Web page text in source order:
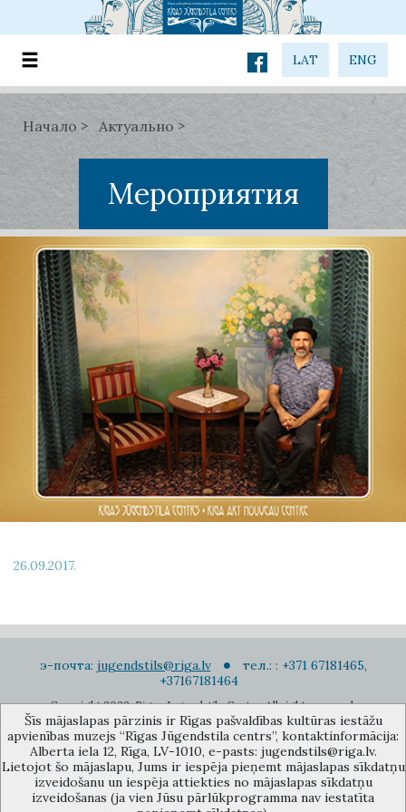
LAT ENG
Начало Актуально
Мероприятия
26.09.2017.
э-почта: jugendstils@riga.lv
тел.: : +371 67181465,
+37167181464
Copyright 2022. Rigas Jugendstila Centrs. All right reserved.
Подписаться на новости
Šīs mājaslapas pārzinis ir Rīgas pašvaldības kultūras iestāžu
apvienības muzejs “Rīgas Jūgendstila centrs”, kontaktinformācija:
Alberta iela 12, Rīga, LV-1010, e-pasts: jugendstils@riga.lv.
Lietojot šo mājaslapu, Jums ir iespēja pieņemt mājaslapas sīkdatņu
izveidošanu un iespēja attiekties no mājaslapas sīkdatņu
izveidošanas (ja vien Jūsu pārlūkprogramma nav iestatīta